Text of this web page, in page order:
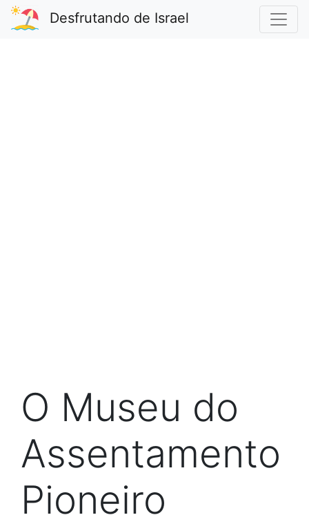
Desfrutando de Israel
O Museu do
Assentamento
Pioneiro